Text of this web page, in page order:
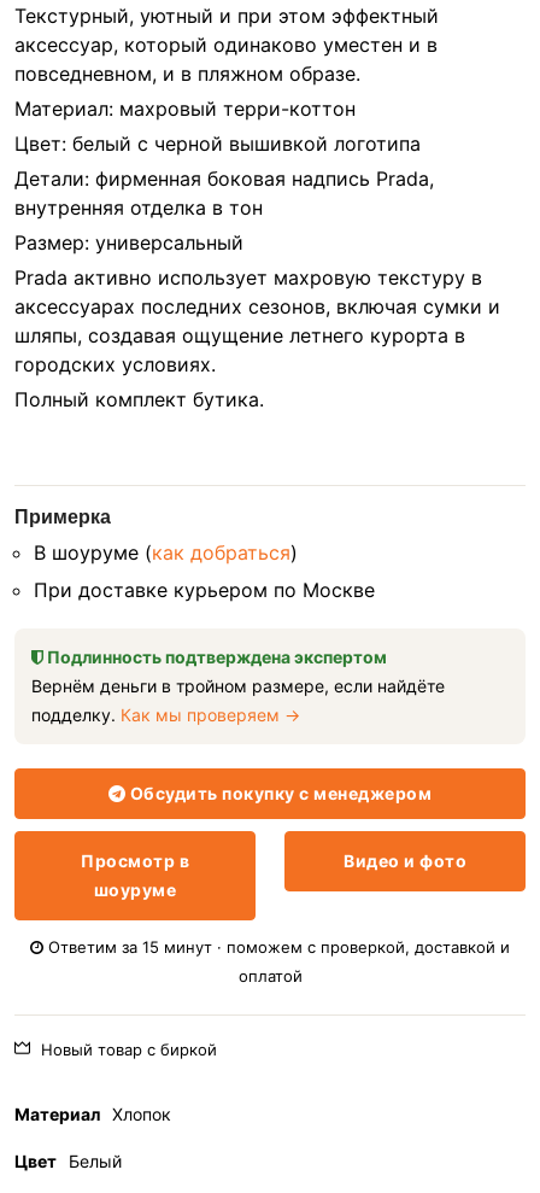
Текстурный, уютный и при этом эффектный
аксессуар, который одинаково уместен и в
повседневном, и в пляжном образе.
Материал: махровый терри-коттон
Цвет: белый с черной вышивкой логотипа
Детали: фирменная боковая надпись Prada,
внутренняя отделка в тон
Размер: универсальный
Prada активно использует махровую текстуру в
аксессуарах последних сезонов, включая сумки и
шляпы, создавая ощущение летнего курорта в
городских условиях.
Полный комплект бутика.
Примерка
В шоуруме (как добраться)
При доставке курьером по Москве
Подлинность подтверждена экспертом
Вернём деньги в тройном размере, если найдёте
подделку. Как мы проверяем →
Обсудить покупку с менеджером
Просмотр в
шоуруме
Видео и фото
Ответим за 15 минут · поможем с проверкой, доставкой и
оплатой
Новый товар с биркой
Материал Хлопок
Цвет Белый